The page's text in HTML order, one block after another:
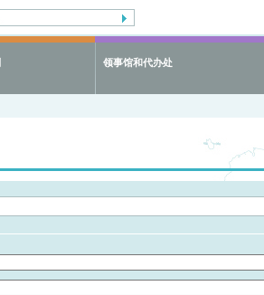
领事馆和代办处